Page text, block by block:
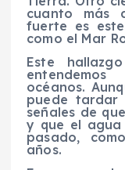
cuanto más
fuerte es
como el Mar
Este
océanos.
puede tardar
señales de
y que el
pasado,
años.